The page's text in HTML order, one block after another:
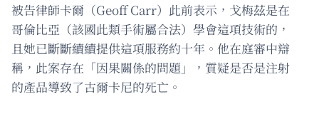
被告律師卡爾（Geoff Carr）此前表示，戈梅茲是在
哥倫比亞（該國此類手術屬合法）學會這項技術的，
且她已斷斷續續提供這項服務約十年。他在庭審中辯
稱，此案存在「因果關係的問題」，質疑是否是注射
的產品導致了古爾卡尼的死亡。